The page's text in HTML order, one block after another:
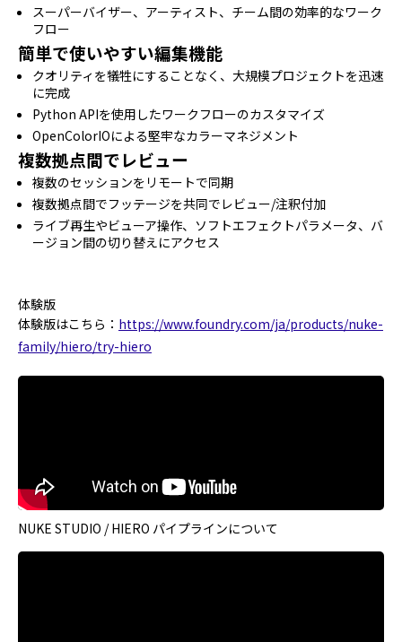
スーパーバイザー、アーティスト、チーム間の効率的なワーク
フロー
簡単で使いやすい編集機能
クオリティを犠牲にすることなく、大規模プロジェクトを迅速
に完成
Python APIを使用したワークフローのカスタマイズ
OpenColorIOによる堅牢なカラーマネジメント
複数拠点間でレビュー
複数のセッションをリモートで同期
複数拠点間でフッテージを共同でレビュー/注釈付加
ライブ再生やビューア操作、ソフトエフェクトパラメータ、バ
ージョン間の切り替えにアクセス
体験版
体験版はこちら： https://www.foundry.com/ja/products/nuke-
family/hiero/try-hiero
NUKE STUDIO / HIERO パイプラインについて